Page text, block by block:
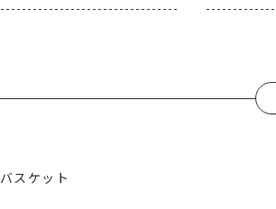
バスケット